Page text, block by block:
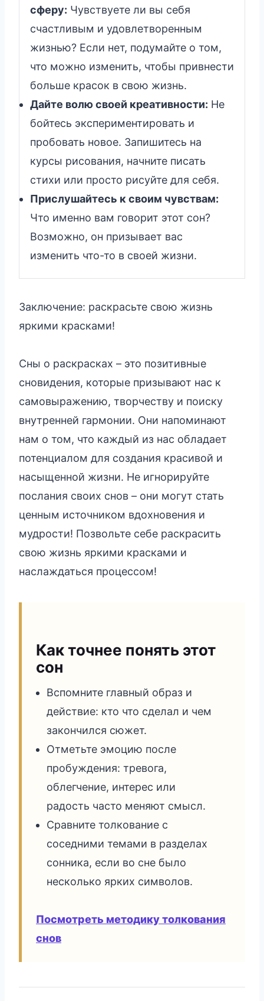
сферу: Чувствуете ли вы себя
счастливым и удовлетворенным
жизнью? Если нет, подумайте о том,
что можно изменить, чтобы привнести
больше красок в свою жизнь.
Дайте волю своей креативности: Не
бойтесь экспериментировать и
пробовать новое. Запишитесь на
курсы рисования, начните писать
стихи или просто рисуйте для себя.
Прислушайтесь к своим чувствам:
Что именно вам говорит этот сон?
Возможно, он призывает вас
изменить что-то в своей жизни.
Заключение: раскрасьте свою жизнь
яркими красками!
Сны о раскрасках – это позитивные
сновидения, которые призывают нас к
самовыражению, творчеству и поиску
внутренней гармонии. Они напоминают
нам о том, что каждый из нас обладает
потенциалом для создания красивой и
насыщенной жизни. Не игнорируйте
послания своих снов – они могут стать
ценным источником вдохновения и
мудрости! Позвольте себе раскрасить
свою жизнь яркими красками и
наслаждаться процессом!
Как точнее понять этот
сон
Вспомните главный образ и
действие: кто что сделал и чем
закончился сюжет.
Отметьте эмоцию после
пробуждения: тревога,
облегчение, интерес или
радость часто меняют смысл.
Сравните толкование с
соседними темами в разделах
сонника, если во сне было
несколько ярких символов.
Посмотреть методику толкования
снов